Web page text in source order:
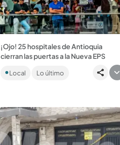
¡Ojo! 25 hospitales de Antioquia
cierran las puertas a la Nueva EPS
encuentran el Hospital General de
Local Lo último